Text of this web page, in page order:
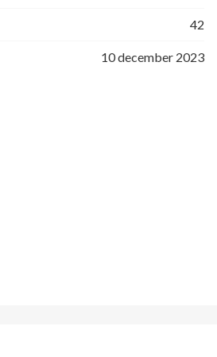
42
10 december 2023